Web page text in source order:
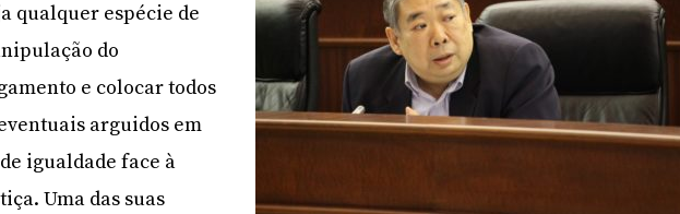
qualquer espécie de
do
e colocar todos
arguidos em
igualdade face à
Uma das suas